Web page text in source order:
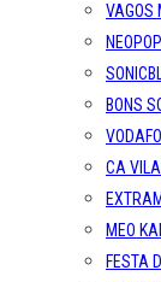
VAGOS
BONS
CA
MEO
FESTA